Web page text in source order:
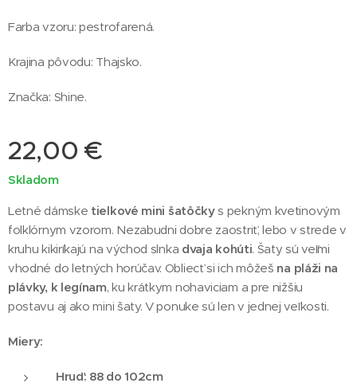
Dámske biele tielkové mini šaty s kohútmi a folklórnym
Dámske biele tielkové mini šaty s kohútmi a folklórnym
Farba vzoru: pestrofarená.
Krajina pôvodu: Thajsko.
Značka: Shine.
22,00 €
Skladom
Letné dámske tielkové mini šatôčkys pekným kvetinovým
folklórnym vzorom. Nezabudni dobre zaostriť, lebo v strede v
kruhu kikiríkajú na východ slnka dvaja kohúti. Šaty sú veľmi
vhodné do letných horúčav. Obliecť si ich môžeš na pláži na
plávky, k legínam, ku krátkym nohaviciam a pre nižšiu
postavu aj ako mini šaty. V ponuke sú len v jednej veľkosti.
Miery:
Hruď: 88 do 102cm